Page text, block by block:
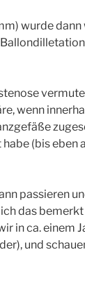
wurde
wenn
(bis eben
passieren
das
in ca. einem
und